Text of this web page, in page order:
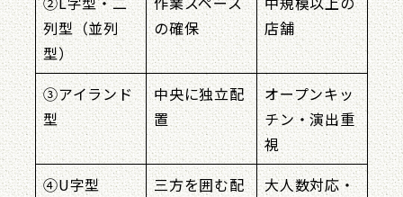
列型（並列
型）
の確保
店舗
③アイランド
型
中央に独立配
置
オープンキッ
チン・演出重
視
④U字型
三方を囲む配
大人数対応・